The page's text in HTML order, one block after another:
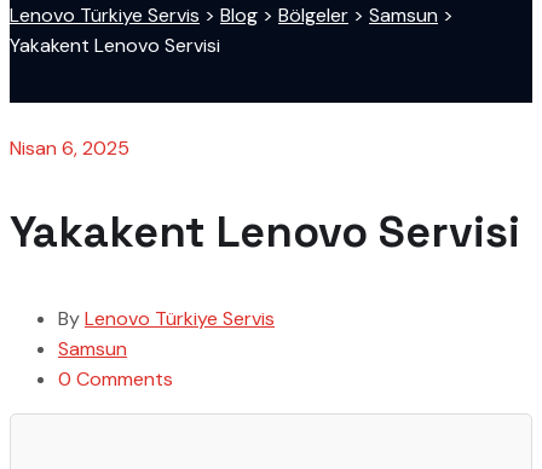
Lenovo Türkiye Servis > Blog > Bölgeler > Samsun >
Yakakent Lenovo Servisi
Nisan 6, 2025
Yakakent Lenovo Servisi
ByLenovo Türkiye Servis
Samsun
0 Comments